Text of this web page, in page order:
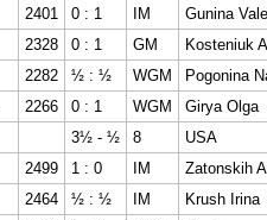
2401 0 : 1 IM
Gunina
2328 0 : 1 GM
Kosteniuk
2282 ½ : ½ WGM
Pogonina
2266 0 : 1 WGM
Girya Olga
3½ - ½ 8
USA
2499 1 : 0 IM
Zatonskih
2464 ½ : ½ IM
Krush Irina